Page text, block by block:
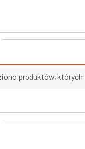
produktów, których